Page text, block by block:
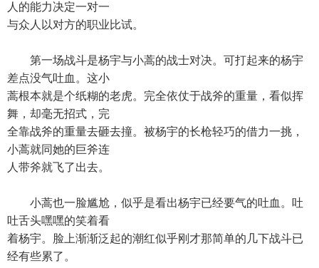
人的能力决定一对一
与众人以对方的职业比试。
第一场战斗是杨宇与小蒿的战士对决。可打起来的杨宇
差点没气吐血。这小
蒿根本就是个纸糊的老虎。完全依仗于战斧的重量，看似挥
舞，却毫无招式，完
全靠战斧的重量去砸去撞。被杨宇的长枪轻巧的借力一挑，
小蒿就同她的巨斧连
人带斧就飞了出去。
小蒿也一脸尴尬，似乎是看出杨宇已经要气的吐血。吐
吐舌头嘿嘿的笑着看
着杨宇。脸上渐渐泛起的潮红似乎刚才那简单的几下战斗已
经有些累了。